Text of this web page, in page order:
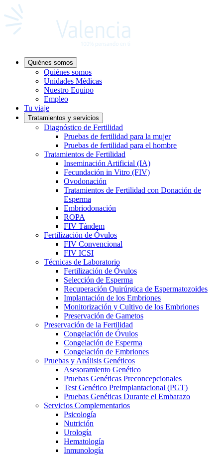
Quiénes somos
Quiénes somos
Unidades Médicas
Nuestro Equipo
Empleo
Tu viaje
Tratamientos y servicios
Diagnóstico de Fertilidad
Pruebas de fertilidad para la mujer
Pruebas de fertilidad para el hombre
Tratamientos de Fertilidad
Inseminación Artificial (IA)
Fecundación in Vitro (FIV)
Ovodonación
Tratamientos de Fertilidad con Donación de
Esperma
Embriodonación
ROPA
FIV Tándem
Fertilización de Óvulos
FIV Convencional
FIV ICSI
Técnicas de Laboratorio
Fertilización de Óvulos
Selección de Esperma
Recuperación Quirúrgica de Espermatozoides
Implantación de los Embriones
Monitorización y Cultivo de los Embriones
Preservación de Gametos
Preservación de la Fertilidad
Congelación de Óvulos
Congelación de Esperma
Congelación de Embriones
Pruebas y Análisis Genéticos
Asesoramiento Genético
Pruebas Genéticas Preconcepcionales
Test Genético Preimplantacional (PGT)
Pruebas Genéticas Durante el Embarazo
Servicios Complementarios
Psicología
Nutrición
Urología
Hematología
Inmunología